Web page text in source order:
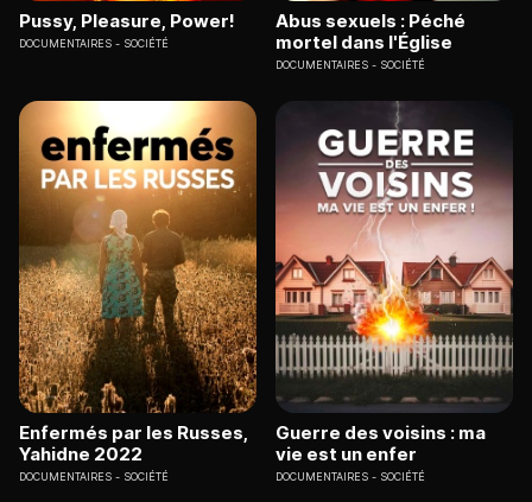
Pussy, Pleasure, Power!
DOCUMENTAIRES SOCIÉTÉ
Abus sexuels : Péché
mortel dans l'Église
DOCUMENTAIRES SOCIÉTÉ
Enfermés par les Russes,
Yahidne 2022
DOCUMENTAIRES SOCIÉTÉ
Guerre des voisins : ma
vie est un enfer
DOCUMENTAIRES SOCIÉTÉ